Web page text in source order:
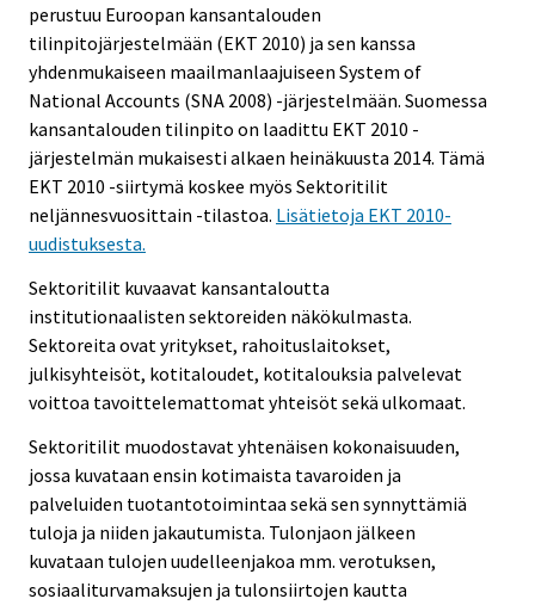
perustuu Euroopan kansantalouden
tilinpitojärjestelmään (EKT 2010) ja sen kanssa
yhdenmukaiseen maailmanlaajuiseen System of
National Accounts (SNA 2008) -järjestelmään. Suomessa
kansantalouden tilinpito on laadittu EKT 2010 -
järjestelmän mukaisesti alkaen heinäkuusta 2014. Tämä
EKT 2010 -siirtymä koskee myös Sektoritilit
neljännesvuosittain -tilastoa. Lisätietoja EKT 2010-
uudistuksesta.
Sektoritilit kuvaavat kansantaloutta
institutionaalisten sektoreiden näkökulmasta.
Sektoreita ovat yritykset, rahoituslaitokset,
julkisyhteisöt, kotitaloudet, kotitalouksia palvelevat
voittoa tavoittelemattomat yhteisöt sekä ulkomaat.
Sektoritilit muodostavat yhtenäisen kokonaisuuden,
jossa kuvataan ensin kotimaista tavaroiden ja
palveluiden tuotantotoimintaa sekä sen synnyttämiä
tuloja ja niiden jakautumista. Tulonjaon jälkeen
kuvataan tulojen uudelleenjakoa mm. verotuksen,
sosiaaliturvamaksujen ja tulonsiirtojen kautta